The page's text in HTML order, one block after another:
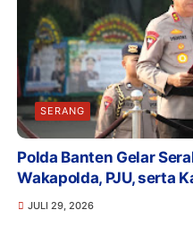
SERANG
Polda Banten Gelar
Wakapolda, PJU, serta
JULI 29, 2026